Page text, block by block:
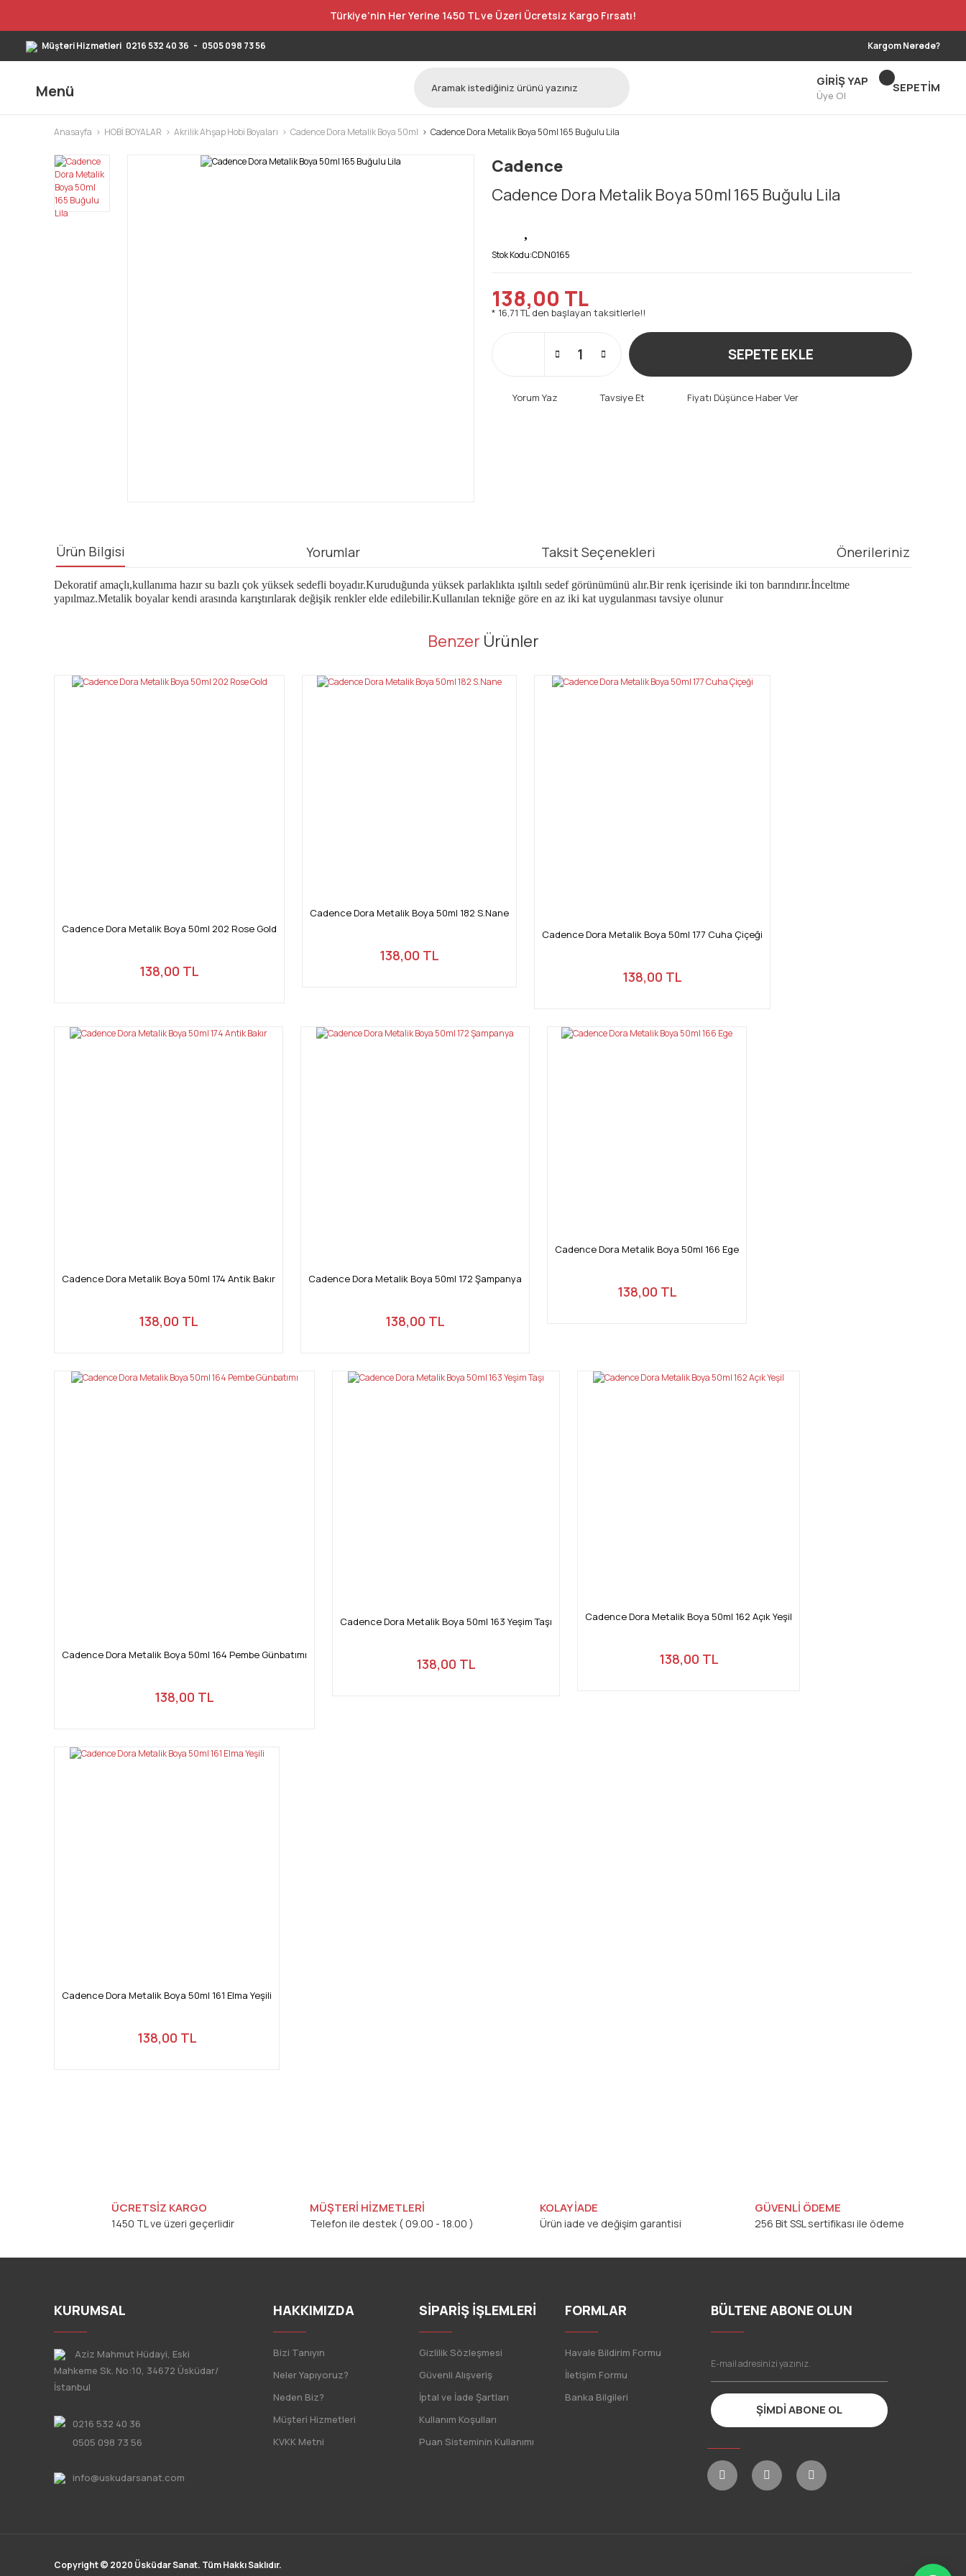
Türkiye’nin Her Yerine 1450 TL ve Üzeri Ücretsiz Kargo Fırsatı!
Müşteri Hizmetleri 0216 532 40 36 - 0505 098 73 56 Kargom Nerede?
Menü
GİRİŞ YAP
Üye Ol
SEPETİM
Anasayfa HOBİ BOYALAR Akrilik Ahşap Hobi Boyaları Cadence Dora Metalik Boya 50ml Cadence Dora Metalik Boya 50ml 165 Buğulu Lila
Cadence
Cadence Dora Metalik Boya 50ml 165 Buğulu Lila
Stok Kodu:CDN0165
138,00 TL
* 16,71 TL den başlayan taksitlerle!!
SEPETE EKLE
Yorum Yaz Tavsiye Et Fiyatı Düşünce Haber Ver
Ürün Bilgisi Yorumlar Taksit Seçenekleri Önerileriniz
Dekoratif amaçlı,kullanıma hazır su bazlı çok yüksek sedefli boyadır.Kuruduğunda yüksek parlaklıkta ışıltılı sedef görünümünü alır.Bir renk içerisinde iki ton barındırır.İnceltme
yapılmaz.Metalik boyalar kendi arasında karıştırılarak değişik renkler elde edilebilir.Kullanılan tekniğe göre en az iki kat uygulanması tavsiye olunur
Bu ürünün fiyat bilgisi, resim, ürün açıklamalarında ve diğer konularda yetersiz gördüğünüz noktaları öneri formunu kullanarak tarafımıza iletebilirsiniz.
Ürün resmi kalitesiz, bozuk veya görüntülenemiyor.
Benzer Ürünler
Cadence Dora Metalik Boya 50ml 202 Rose Gold
138,00 TL
Cadence Dora Metalik Boya 50ml 182 S.Nane
138,00 TL
Cadence Dora Metalik Boya 50ml 177 Cuha Çiçeği
138,00 TL
Cadence Dora Metalik Boya 50ml 174 Antik Bakır
138,00 TL
Cadence Dora Metalik Boya 50ml 172 Şampanya
138,00 TL
Cadence Dora Metalik Boya 50ml 166 Ege
138,00 TL
Cadence Dora Metalik Boya 50ml 164 Pembe Günbatımı
138,00 TL
Cadence Dora Metalik Boya 50ml 163 Yeşim Taşı
138,00 TL
Cadence Dora Metalik Boya 50ml 162 Açık Yeşil
138,00 TL
Cadence Dora Metalik Boya 50ml 161 Elma Yeşili
138,00 TL
ÜCRETSİZ KARGO
1450 TL ve üzeri geçerlidir
MÜŞTERİ HİZMETLERİ
Telefon ile destek ( 09.00 - 18.00 )
KOLAY İADE
Ürün iade ve değişim garantisi
GÜVENLİ ÖDEME
256 Bit SSL sertifikası ile ödeme
KURUMSAL
Aziz Mahmut Hüdayi, Eski
Mahkeme Sk. No:10, 34672 Üsküdar/
İstanbul
0216 532 40 36
0505 098 73 56
info@uskudarsanat.com
HAKKIMIZDA
Bizi Tanıyın
Neler Yapıyoruz?
Neden Biz?
Müşteri Hizmetleri
KVKK Metni
SİPARİŞ İŞLEMLERİ
Gizlilik Sözleşmesi
Güvenli Alışveriş
İptal ve İade Şartları
Kullanım Koşulları
Puan Sisteminin Kullanımı
FORMLAR
Havale Bildirim Formu
İletişim Formu
Banka Bilgileri
BÜLTENE ABONE OLUN
ŞİMDİ ABONE OL
Copyright © 2020 Üsküdar Sanat. Tüm Hakkı Saklıdır.